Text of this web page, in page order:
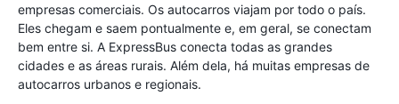
empresas comerciais. Os autocarros viajam por todo o país.
Eles chegam e saem pontualmente e, em geral, se conectam
bem entre si. A ExpressBus conecta todas as grandes
cidades e as áreas rurais. Além dela, há muitas empresas de
autocarros urbanos e regionais.